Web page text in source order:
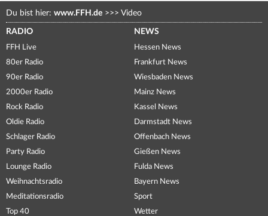
Du bist hier: www.FFH.de >>> Video
RADIO
FFH Live
80er Radio
90er Radio
2000er Radio
Rock Radio
Oldie Radio
Schlager Radio
Party Radio
Lounge Radio
Weihnachtsradio
Meditationsradio
Top 40
NEWS
Hessen News
Frankfurt News
Wiesbaden News
Mainz News
Kassel News
Darmstadt News
Offenbach News
Gießen News
Fulda News
Bayern News
Sport
Wetter